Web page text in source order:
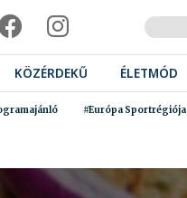
KÖZÉRDEKŰ ÉLETMÓD
#Európa Sportrégiója